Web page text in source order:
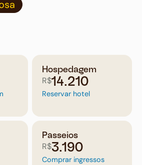
Hospedagem
R$14.210
Reservar hotel
Passeios
R$3.190
Comprar ingressos